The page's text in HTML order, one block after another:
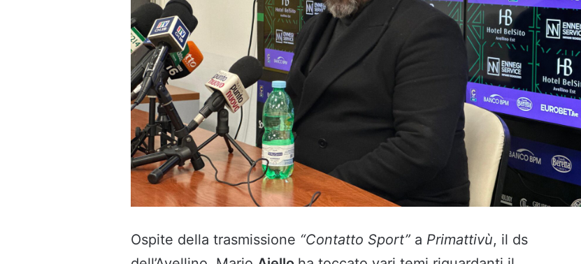
Ospite della trasmissione “Contatto Sport” a Primattivù, il ds